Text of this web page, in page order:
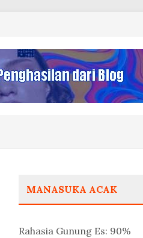
MANASUKA ACAK
Rahasia Gunung Es: 90%